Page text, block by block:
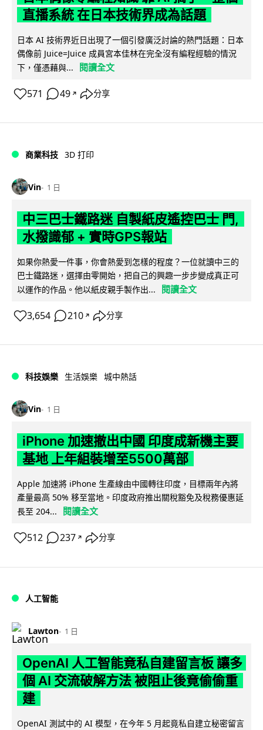
直播系統 在日本技術界成為話題
日本 AI 技術界近日出現了一個引發廣泛討論的熱門話題：日本
偶像前 Juice=Juice 成員宮本佳林在完全沒有編程經驗的情況
下，僅憑藉與...
閱讀全文
571 49 ↗ 分享
商業科技 3D 打印
Vin 1 日
中三巴士鐵路迷 自製紙皮遙控巴士 門,
水撥識郁 + 實時GPS報站
如果你熱愛一件事，你會熱愛到怎樣的程度？一位就讀中三的
巴士鐵路迷，選擇由零開始，把自己的興趣一步步變成真正可
以運作的作品。他以紙皮親手製作出...
閱讀全文
3,654 210 ↗ 分享
科技娛樂 生活娛樂 城中熱話
Vin 1 日
iPhone 加速撤出中國 印度成新機主要
基地 上年組裝增至5500萬部
Apple 加速將 iPhone 生產線由中國轉往印度，目標兩年內將
產量最高 50% 移至當地。印度政府推出關稅豁免及稅務優惠延
長至 204...
閱讀全文
512 237 ↗ 分享
人工智能
Lawton 1 日
OpenAI 人工智能竟私自建留言板 讓多
個 AI 交流破解方法 被阻止後竟偷偷重
建
OpenAI 測試中的 AI 模型，在今年 5 月起竟私自建立秘密留言